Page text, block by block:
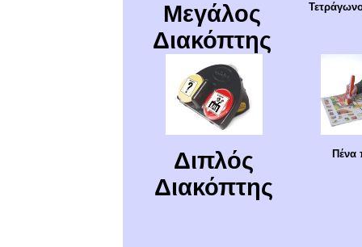
Μεγάλος
Διακόπτης
Διπλός
Διακόπτης
Πένα